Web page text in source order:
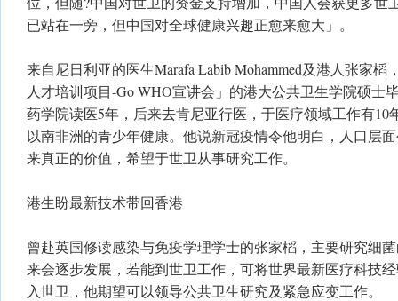
已站在一旁，但中国对全球健康兴趣正愈来愈大」。
来自尼日利亚的医生Marafa Labib Mohammed及港人张家
人才培训项目-Go WHO宣讲会」的港大公共卫生学院硕士
药学院读医5年，后来去肯尼亚行医，于医疗领域工作有10
以南非洲的青少年健康。他说新冠疫情令他明白，人口层
来真正的价值，希望于世卫从事研究工作。
港生盼最新技术带回香港
曾赴英国修读感染与免疫学理学士的张家槄，主要研究细
来会逐步发展，若能到世卫工作，可将世界最新医疗科技
入世卫，他期望可以领导公共卫生研究及紧急应变工作。